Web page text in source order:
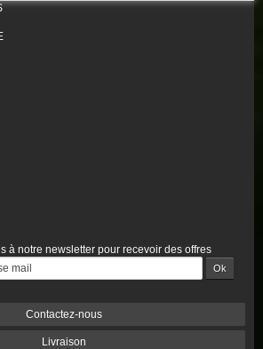
à notre newsletter pour recevoir des offres
Contactez-nous
Livraison